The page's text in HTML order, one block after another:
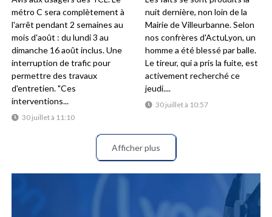
30 juillet à 11:10
métro C sera complètement à
l'arrêt pendant 2 semaines au
mois d'août : du lundi 3 au
dimanche 16 août inclus. Une
interruption de trafic pour
permettre des travaux
d'entretien. "Ces
interventions...
30 juillet à 10:57
nuit dernière, non loin de la
Mairie de Villeurbanne. Selon
nos confrères d'ActuLyon, un
homme a été blessé par balle.
Le tireur, qui a pris la fuite, est
activement recherché ce
jeudi....
Afficher plus